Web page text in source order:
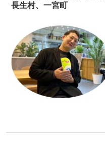
長生村、一宮町